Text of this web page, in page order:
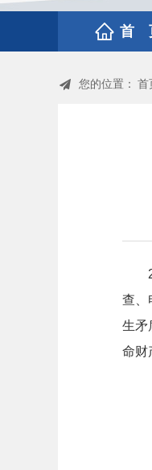
首
您的位置： 首
查、
生矛
命财